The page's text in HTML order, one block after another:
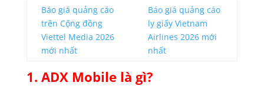
Báo giá quảng cáo
trên Cộng đồng
Viettel Media 2026
mới nhất
Báo giá quảng cáo
ly giấy Vietnam
Airlines 2026 mới
nhất
1. ADX Mobile là gì?